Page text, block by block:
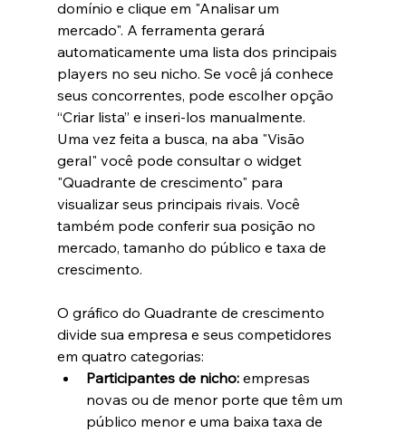
domínio e clique em "Analisar um
mercado". A ferramenta gerará
automaticamente uma lista dos principais
players no seu nicho. Se você já conhece
seus concorrentes, pode escolher opção
“Criar lista” e inseri-los manualmente.
Uma vez feita a busca, na aba "Visão
geral" você pode consultar o widget
"Quadrante de crescimento" para
visualizar seus principais rivais. Você
também pode conferir sua posição no
mercado, tamanho do público e taxa de
crescimento.
O gráfico do Quadrante de crescimento
divide sua empresa e seus competidores
em quatro categorias:
Participantes de nicho: empresas
novas ou de menor porte que têm um
público menor e uma baixa taxa de